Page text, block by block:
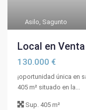
Asilo, Sagunto
Local en Venta
130.000 €
¡oportunidad única en
405 m² situado en la...
Sup. 405 m²